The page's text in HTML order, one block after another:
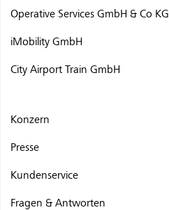
Operative Services GmbH & Co KG
iMobility GmbH
City Airport Train GmbH
Konzern
Presse
Kundenservice
Fragen & Antworten